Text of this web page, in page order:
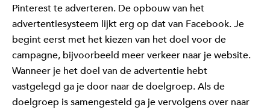
Pinterest te adverteren. De opbouw van het
advertentiesysteem lijkt erg op dat van Facebook. Je
begint eerst met het kiezen van het doel voor de
campagne, bijvoorbeeld meer verkeer naar je website.
Wanneer je het doel van de advertentie hebt
vastgelegd ga je door naar de doelgroep. Als de
doelgroep is samengesteld ga je vervolgens over naar